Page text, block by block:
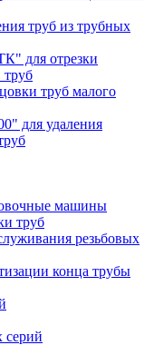
труб из трубных
для отрезки
труб малого
для удаления
машины
труб
резьбовых
конца трубы
серий